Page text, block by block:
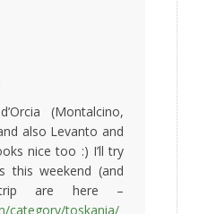
(Montalcino,
also Levanto and
nice too :) I’ll try
weekend (and
are here –
category/toskania/